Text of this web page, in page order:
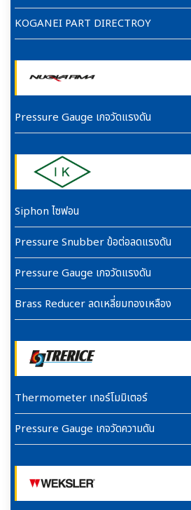
KOGANEI PART DIRECTROY
Pressure Gauge เกจวัดแรงดัน
Siphon ไซฟอน
Pressure Snubber ข้อต่อลดแรงดัน
Pressure Gauge เกจวัดแรงดัน
Brass Reducer ลดเหลี่ยมทองเหลือง
Thermometer เทอร์โมมิเตอร์
Pressure Gauge เกจวัดความดัน